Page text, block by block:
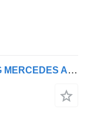
Mercedes-Benz AIR FILTER HOUSING MERCEDES ACTROS MP4 for truck tractor